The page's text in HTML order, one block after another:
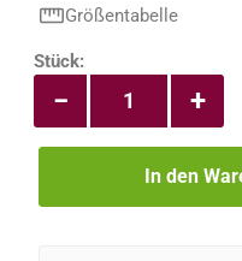
Größentabelle
Produkt Anzahl:
Stück:
+
−
In den